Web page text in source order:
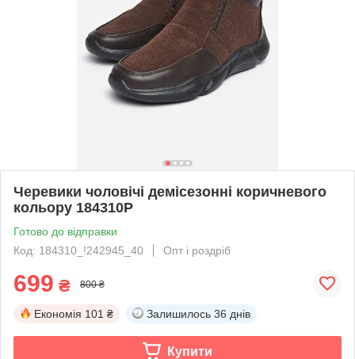
Черевики чоловічі демісезонні коричневого
кольору 184310P
Готово до відправки
Код: 184310_!242945_40
Опт і роздріб
699 ₴ 800 ₴
Економія 101 ₴ Залишилось 36 днів
Купити